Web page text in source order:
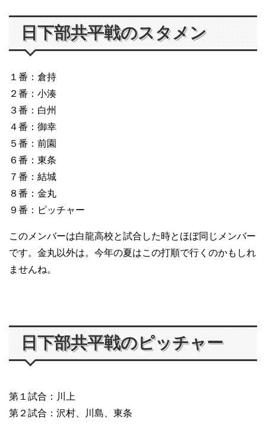
日下部共平戦のスタメン
１番：倉持
２番：小湊
３番：白州
４番：御幸
５番：前園
６番：東条
７番：結城
８番：金丸
９番：ピッチャー
このメンバーは白龍高校と試合した時とほぼ同じメンバー
です。金丸以外は。今年の夏はこの打順で行くのかもしれ
ませんね。
日下部共平戦のピッチャー
第１試合：川上
第２試合：沢村、川島、東条